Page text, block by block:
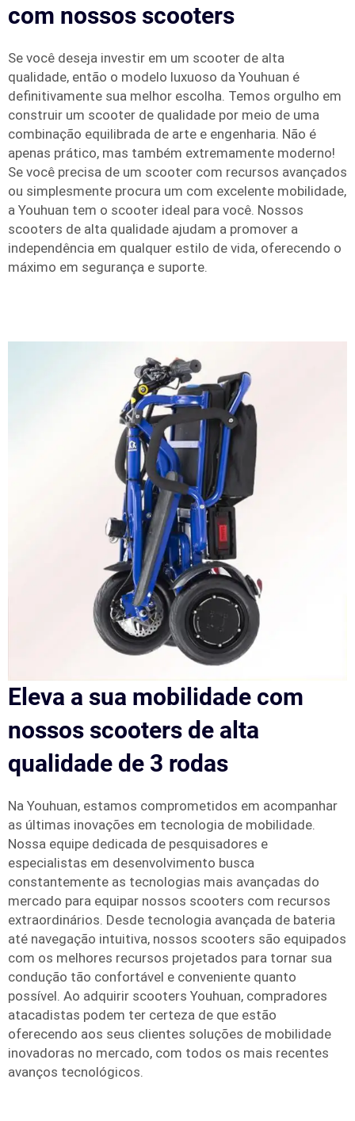
com nossos scooters
Se você deseja investir em um scooter de alta
qualidade, então o modelo luxuoso da Youhuan é
definitivamente sua melhor escolha. Temos orgulho em
construir um scooter de qualidade por meio de uma
combinação equilibrada de arte e engenharia. Não é
apenas prático, mas também extremamente moderno!
Se você precisa de um scooter com recursos avançados
ou simplesmente procura um com excelente mobilidade,
a Youhuan tem o scooter ideal para você. Nossos
scooters de alta qualidade ajudam a promover a
independência em qualquer estilo de vida, oferecendo o
máximo em segurança e suporte.
Eleva a sua mobilidade com
nossos scooters de alta
qualidade de 3 rodas
Na Youhuan, estamos comprometidos em acompanhar
as últimas inovações em tecnologia de mobilidade.
Nossa equipe dedicada de pesquisadores e
especialistas em desenvolvimento busca
constantemente as tecnologias mais avançadas do
mercado para equipar nossos scooters com recursos
extraordinários. Desde tecnologia avançada de bateria
até navegação intuitiva, nossos scooters são equipados
com os melhores recursos projetados para tornar sua
condução tão confortável e conveniente quanto
possível. Ao adquirir scooters Youhuan, compradores
atacadistas podem ter certeza de que estão
oferecendo aos seus clientes soluções de mobilidade
inovadoras no mercado, com todos os mais recentes
avanços tecnológicos.